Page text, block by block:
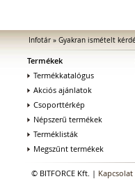
Infotár» Gyakran ismételt
Termékek
Termékkatalógus
Akciós ajánlatok
Csoporttérkép
Népszerű termékek
Terméklisták
Megszűnt termékek
© BITFORCE Kft. | Kapcsolat